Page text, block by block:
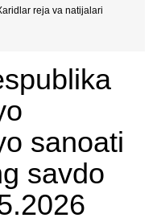
reja va natijalari
sanoati
savdo